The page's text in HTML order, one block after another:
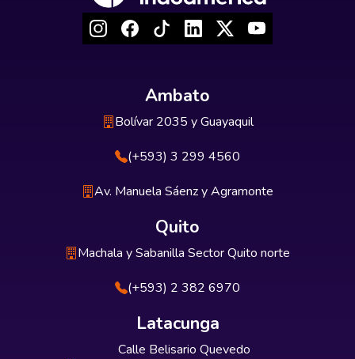
Ambato
Bolívar 2035 y Guayaquil
(+593) 3 299 4560
Av. Manuela Sáenz y Agramonte
Quito
Machala y Sabanilla Sector Quito norte
(+593) 2 382 6970
Latacunga
Calle Belisario Quevedo